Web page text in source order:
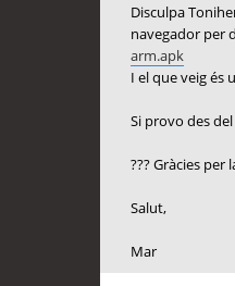
Disculpa
navegador per
arm.apk
I el que veig és
Si provo des
??? Gràcies per
Salut,
Mar